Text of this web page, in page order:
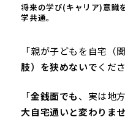
将来の学び(キャリア)意識
学共通。
「親が子どもを自宅（
肢）を狭めないでくだ
「金銭面でも、実は地
大自宅通いと変わりま